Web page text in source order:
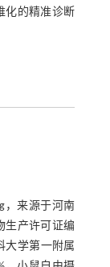
化的精准诊断
，来源于河南
生产许可证编
大学第一附属